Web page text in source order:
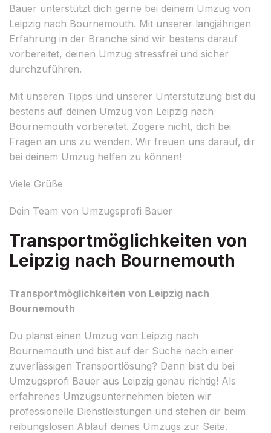
Bauer unterstützt dich gerne bei deinem Umzug von
Leipzig nach Bournemouth. Mit unserer langjährigen
Erfahrung in der Branche sind wir bestens darauf
vorbereitet, deinen Umzug stressfrei und sicher
durchzuführen.
Mit unseren Tipps und unserer Unterstützung bist du
bestens auf deinen Umzug von Leipzig nach
Bournemouth vorbereitet. Zögere nicht, dich bei
Fragen an uns zu wenden. Wir freuen uns darauf, dir
bei deinem Umzug helfen zu können!
Viele Grüße
Dein Team von Umzugsprofi Bauer
Transportmöglichkeiten von
Leipzig nach Bournemouth
Transportmöglichkeiten von Leipzig nach
Bournemouth
Du planst einen Umzug von Leipzig nach
Bournemouth und bist auf der Suche nach einer
zuverlässigen Transportlösung? Dann bist du bei
Umzugsprofi Bauer aus Leipzig genau richtig! Als
erfahrenes Umzugsunternehmen bieten wir
professionelle Dienstleistungen und stehen dir beim
reibungslosen Ablauf deines Umzugs zur Seite.